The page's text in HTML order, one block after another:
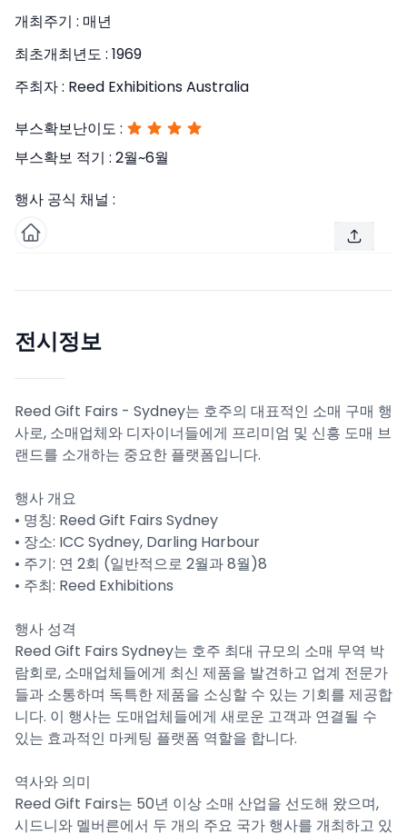
개최주기 : 매년
최초개최년도 : 1969
주최자 : Reed Exhibitions Australia
부스확보난이도 :
부스확보 적기 : 2월~6월
행사 공식 채널 :
전시정보
Reed Gift Fairs - Sydney는 호주의 대표적인 소매 구매 행
사로, 소매업체와 디자이너들에게 프리미엄 및 신흥 도매 브
랜드를 소개하는 중요한 플랫폼입니다.
행사 개요
• 명칭: Reed Gift Fairs Sydney
• 장소: ICC Sydney, Darling Harbour
• 주기: 연 2회 (일반적으로 2월과 8월)8
• 주최: Reed Exhibitions
행사 성격
Reed Gift Fairs Sydney는 호주 최대 규모의 소매 무역 박
람회로, 소매업체들에게 최신 제품을 발견하고 업계 전문가
들과 소통하며 독특한 제품을 소싱할 수 있는 기회를 제공합
니다. 이 행사는 도매업체들에게 새로운 고객과 연결될 수
있는 효과적인 마케팅 플랫폼 역할을 합니다.
역사와 의미
Reed Gift Fairs는 50년 이상 소매 산업을 선도해 왔으며,
시드니와 멜버른에서 두 개의 주요 국가 행사를 개최하고 있